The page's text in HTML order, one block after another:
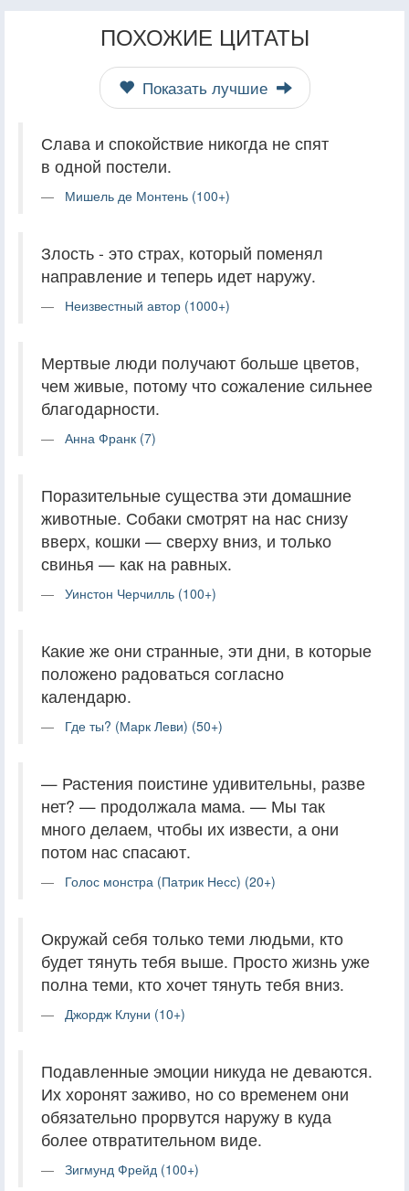
ПОХОЖИЕ ЦИТАТЫ
Показать лучшие
Слава и спокойствие никогда не спят
в одной постели.
Мишель де Монтень (100+)
Злость - это страх, который поменял
направление и теперь идет наружу.
Неизвестный автор (1000+)
Мертвые люди получают больше цветов,
чем живые, потому что сожаление сильнее
благодарности.
Анна Франк (7)
Поразительные существа эти домашние
животные. Собаки смотрят на нас снизу
вверх, кошки — сверху вниз, и только
свинья — как на равных.
Уинстон Черчилль (100+)
Какие же они странные, эти дни, в которые
положено радоваться согласно
календарю.
Где ты? (Марк Леви) (50+)
— Растения поистине удивительны, разве
нет? — продолжала мама. — Мы так
много делаем, чтобы их извести, а они
потом нас спасают.
Голос монстра (Патрик Несс) (20+)
Окружай себя только теми людьми, кто
будет тянуть тебя выше. Просто жизнь уже
полна теми, кто хочет тянуть тебя вниз.
Джордж Клуни (10+)
Подавленные эмоции никуда не деваются.
Их хоронят заживо, но со временем они
обязательно прорвутся наружу в куда
более отвратительном виде.
Зигмунд Фрейд (100+)